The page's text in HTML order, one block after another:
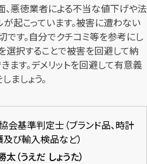
悪徳業者による不当な値下げや法
起こっています。被害に遭わない
です。自分でクチコミ等を参考にし
選択することで被害を回避して納
す。デメリットを回避して有意義
しょう。
会基準判定士（ブランド品、時計
び輸入検品など）
太（うえだ しょうた）